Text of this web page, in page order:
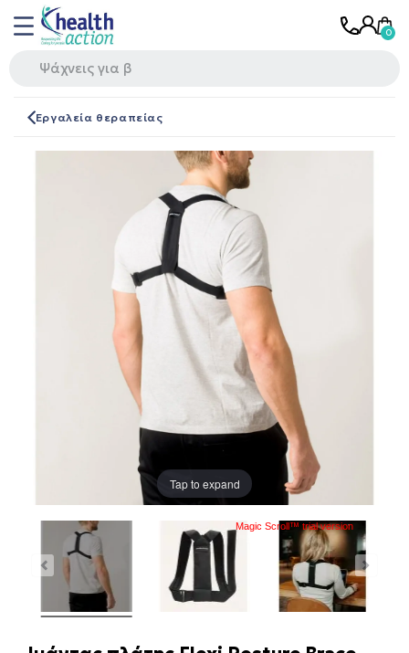
Εργαλεία θεραπείας
Tap to expand
Magic Scroll™ trial version